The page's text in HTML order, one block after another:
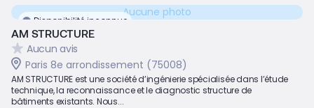
Disponibilité inconnue
Aucune photo
AM STRUCTURE
Aucun avis
Paris 8e arrondissement (75008)
AM STRUCTURE est une société d’ingénierie spécialisée dans l’étude
technique, la reconnaissance et le diagnostic structure de
bâtiments existants. Nous...